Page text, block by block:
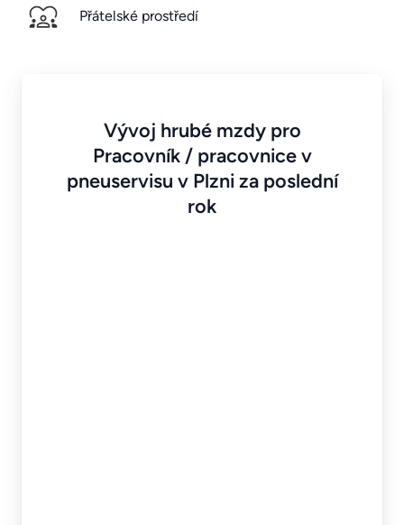
Přátelské prostředí
Vývoj hrubé mzdy pro
Pracovník / pracovnice v
pneuservisu v Plzni za poslední
rok